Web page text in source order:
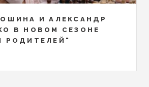
И АЛЕКСАНДР
В НОВОМ СЕЗОНЕ
РОДИТЕЛЕЙ"